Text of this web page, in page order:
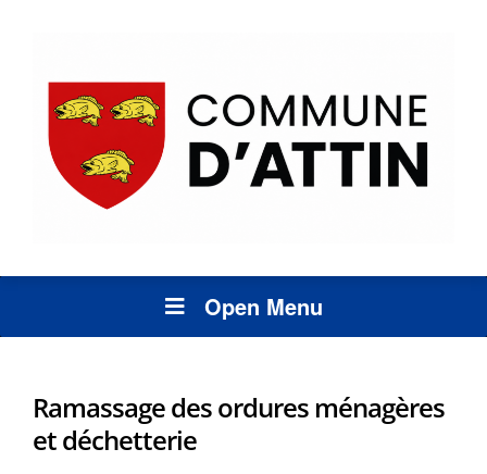
Open Menu
Ramassage des ordures ménagères
et déchetterie